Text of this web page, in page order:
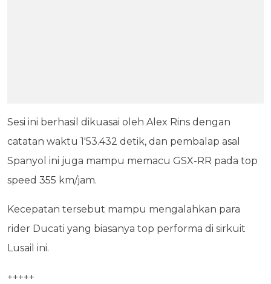
Sesi ini berhasil dikuasai oleh Alex Rins dengan
catatan waktu 1'53.432 detik, dan pembalap asal
Spanyol ini juga mampu memacu GSX-RR pada top
speed 355 km/jam.
Kecepatan tersebut mampu mengalahkan para
rider Ducati yang biasanya top performa di sirkuit
Lusail ini.
+++++